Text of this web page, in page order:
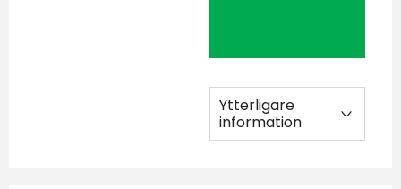
Ytterligare
information